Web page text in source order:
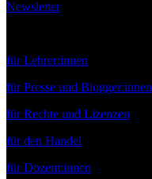
Newsletter
für Lehrer:innen
für Presse und Blogger:innen
für Rechte und Lizenzen
für den Handel
für Dozent:innen